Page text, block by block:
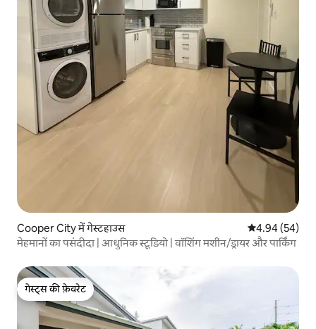
Cooper City में गेस्टहाउस औसत रेटिंग 5 में
4.94 (54)
मेहमानों का पसंदीदा | आधुनिक स्टूडियो | वॉशिंग मशीन/ड्रायर और पार्किंग
गेस्ट्स की फ़ेवरेट
गेस्ट्स की फ़ेवरेट